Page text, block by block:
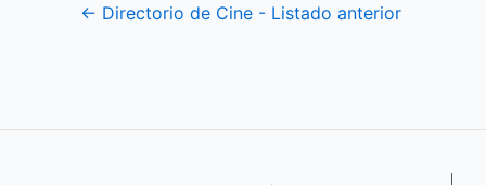
← Directorio de Cine - Listado anterior